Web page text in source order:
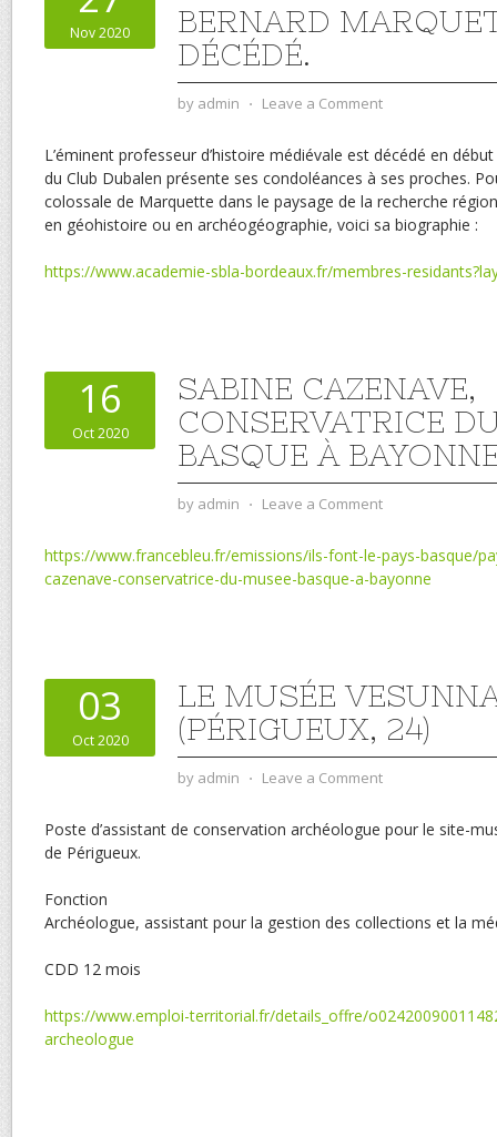
Nov 2020
BERNARD
DÉCÉDÉ.
by admin ⋅ Leave a Comment
L’éminent professeur d’histoire médiévale est décédé en
du Club Dubalen présente ses condoléances à ses proches.
colossale de Marquette dans le paysage de la recherche
en géohistoire ou en archéogéographie, voici sa biographie :
https://www.academie-sbla-bordeaux.fr/membres-
16
Oct 2020
SABINE CAZENAVE,
CONSERVATRICE
BASQUE À
by admin ⋅ Leave a Comment
https://www.francebleu.fr/emissions/ils-font-le-pays-basque/
cazenave-conservatrice-du-musee-basque-a-bayonne
03
Oct 2020
LE MUSÉE
(PÉRIGUEUX, 24)
by admin ⋅ Leave a Comment
Poste d’assistant de conservation archéologue pour le site-
de Périgueux.
Fonction
Archéologue, assistant pour la gestion des collections et la
CDD 12 mois
https://www.emploi-territorial.fr/details_offre/
archeologue